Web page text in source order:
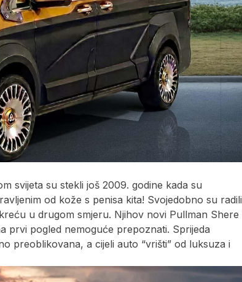
svijeta su stekli još 2009. godine kada su
od kože s penisa kita! Svojedobno su radili
u drugom smjeru. Njihov novi Pullman Shere
prvi pogled nemoguće prepoznati. Sprijeda
preoblikovana, a cijeli auto “vrišti” od luksuza i